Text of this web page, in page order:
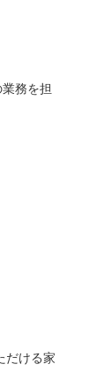
務を担
だける家